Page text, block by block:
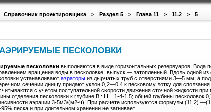
Справочник проектировщика > Раздел 5 > Глава 11 > 11.2 > 5
ПЕСКОЛОВКИ
песколовки выполняются в виде горизонтальных резервуаров. Вода
вращения воды в песколовке; выпуск — затопленный. Вдоль одной
устанавливают аэраторы из дырчатых труб с отверстиями 3—5 мм, а
сечении днищу придают уклон 0,2—0,4 к песковому лотку для
с учетом поступательной скорости движения сточной жидкости
отделения песколовки к глубине В : H = 1-4-1,5; общей глубины песколовок
аэрации 3-5м3/(м2-ч). При расчете используются формулы (11.2)
песка и при длительном хранении не загнивает.